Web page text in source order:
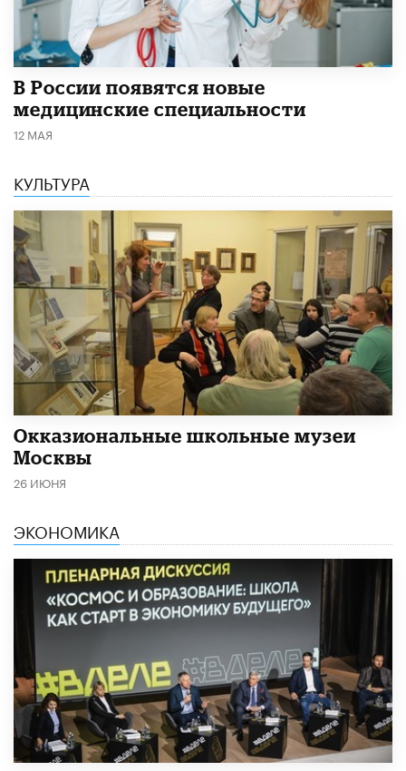
В России появятся новые
медицинские специальности
12 МАЯ
КУЛЬТУРА
​Окказиональные школьные музеи
Москвы
26 ИЮНЯ
ЭКОНОМИКА